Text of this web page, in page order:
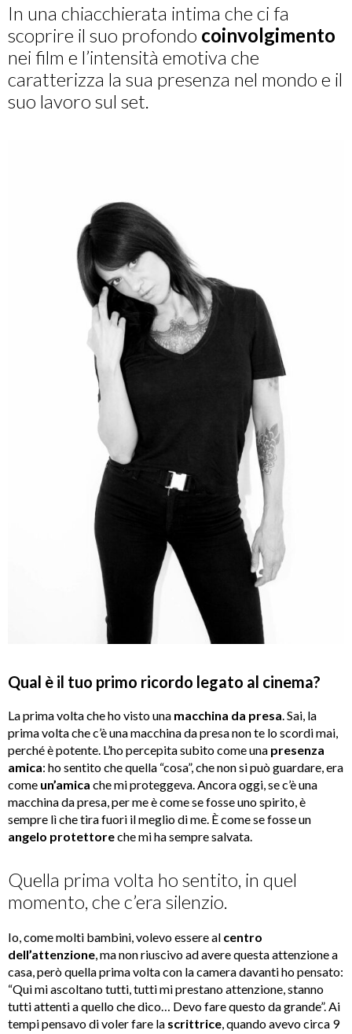
In una chiacchierata intima che ci fa
scoprire il suo profondo coinvolgimento
nei film e l’intensità emotiva che
caratterizza la sua presenza nel mondo e il
suo lavoro sul set.
Qual è il tuo primo ricordo legato al cinema?
La prima volta che ho visto una macchina da presa. Sai, la
prima volta che c’è una macchina da presa non te lo scordi mai,
perché è potente. L’ho percepita subito come una presenza
amica: ho sentito che quella “cosa”, che non si può guardare, era
come un’amica che mi proteggeva. Ancora oggi, se c’è una
macchina da presa, per me è come se fosse uno spirito, è
sempre lì che tira fuori il meglio di me. È come se fosse un
angelo protettoreche mi ha sempre salvata.
Quella prima volta ho sentito, in quel
momento, che c’era silenzio.
Io, come molti bambini, volevo essere al centro
dell’attenzione, ma non riuscivo ad avere questa attenzione a
casa, però quella prima volta con la camera davanti ho pensato:
“Qui mi ascoltano tutti, tutti mi prestano attenzione, stanno
tutti attenti a quello che dico… Devo fare questo da grande”. Ai
tempi pensavo di voler fare la scrittrice, quando avevo circa 9